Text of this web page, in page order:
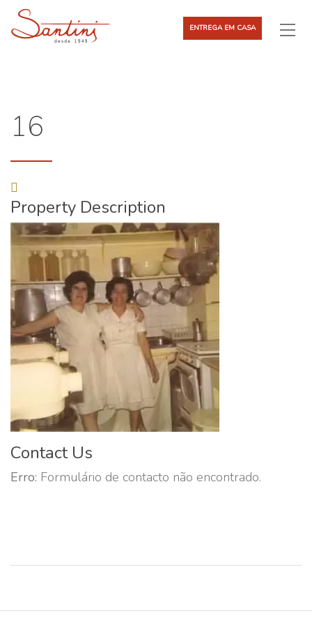
ENTREGA EM CASA
16
Property Description
Contact Us
Erro: Formulário de contacto não encontrado.